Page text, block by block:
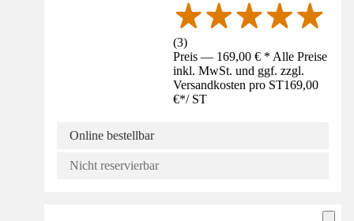
(3)
Preis — 169,00 € * Alle Preise
inkl. MwSt. und ggf. zzgl.
Versandkosten pro ST169,00
€*/ ST
Online bestellbar
Nicht reservierbar